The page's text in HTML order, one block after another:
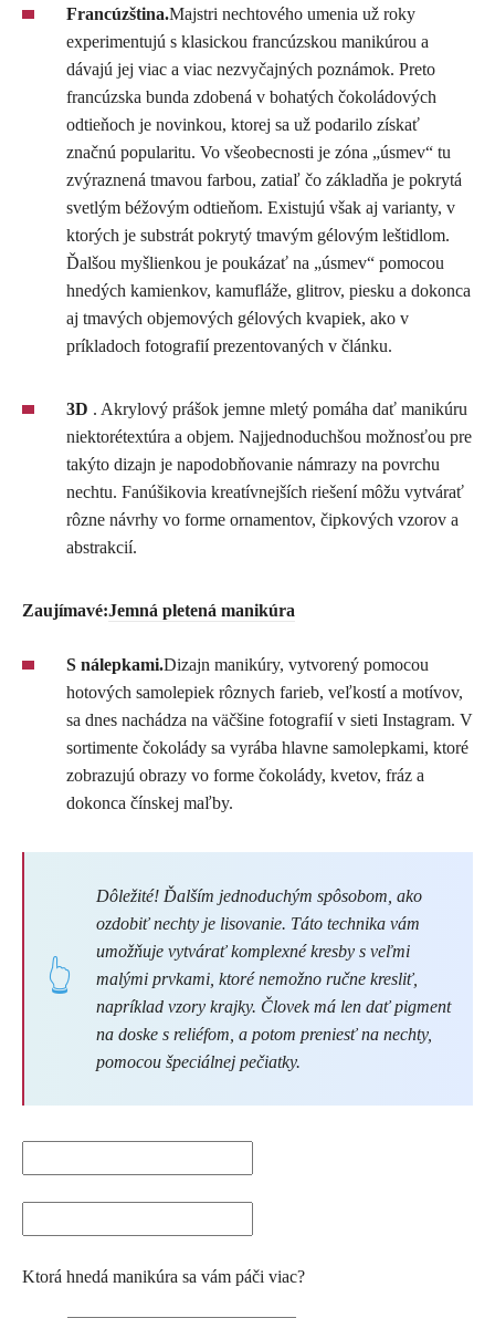
Francúzština.Majstri nechtového umenia už roky
experimentujú s klasickou francúzskou manikúrou a
dávajú jej viac a viac nezvyčajných poznámok. Preto
francúzska bunda zdobená v bohatých čokoládových
odtieňoch je novinkou, ktorej sa už podarilo získať
značnú popularitu. Vo všeobecnosti je zóna „úsmev“ tu
zvýraznená tmavou farbou, zatiaľ čo základňa je pokrytá
svetlým béžovým odtieňom. Existujú však aj varianty, v
ktorých je substrát pokrytý tmavým gélovým leštidlom.
Ďalšou myšlienkou je poukázať na „úsmev“ pomocou
hnedých kamienkov, kamufláže, glitrov, piesku a dokonca
aj tmavých objemových gélových kvapiek, ako v
príkladoch fotografií prezentovaných v článku.
3D . Akrylový prášok jemne mletý pomáha dať manikúru
niektorétextúra a objem. Najjednoduchšou možnosťou pre
takýto dizajn je napodobňovanie námrazy na povrchu
nechtu. Fanúšikovia kreatívnejších riešení môžu vytvárať
rôzne návrhy vo forme ornamentov, čipkových vzorov a
abstrakcií.
Zaujímavé:Jemná pletená manikúra
S nálepkami.Dizajn manikúry, vytvorený pomocou
hotových samolepiek rôznych farieb, veľkostí a motívov,
sa dnes nachádza na väčšine fotografií v sieti Instagram. V
sortimente čokolády sa vyrába hlavne samolepkami, ktoré
zobrazujú obrazy vo forme čokolády, kvetov, fráz a
dokonca čínskej maľby.
Dôležité! Ďalším jednoduchým spôsobom, ako
ozdobiť nechty je lisovanie. Táto technika vám
umožňuje vytvárať komplexné kresby s veľmi
malými prvkami, ktoré nemožno ručne kresliť,
napríklad vzory krajky. Človek má len dať pigment
na doske s reliéfom, a potom preniesť na nechty,
pomocou špeciálnej pečiatky.
Ktorá hnedá manikúra sa vám páči viac?